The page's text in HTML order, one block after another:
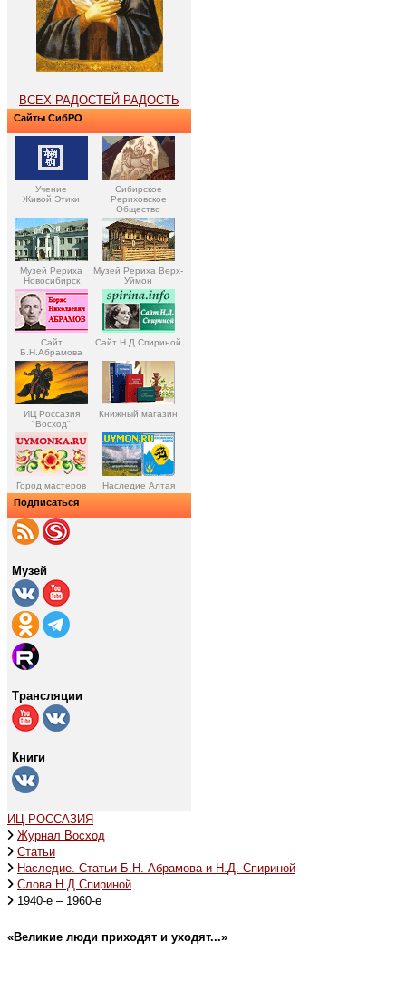
ВСЕХ РАДОСТЕЙ РАДОСТЬ
Сайты СибРО
Учение
Живой Этики
Сибирское
Рериховское
Общество
Музей Рериха
Новосибирск
Музей Рериха Верх-
Уймон
Сайт
Б.Н.Абрамова
Сайт Н.Д.Спириной
ИЦ Россазия
"Восход"
Книжный магазин
Город мастеров Наследие Алтая
Подписаться
Музей
Трансляции
Книги
ИЦ РОССАЗИЯ
Журнал Восход
Статьи
Наследие. Статьи Б.Н. Абрамова и Н.Д. Спириной
Слова Н.Д.Спириной
1940-е – 1960-е
«Великие люди приходят и уходят...»